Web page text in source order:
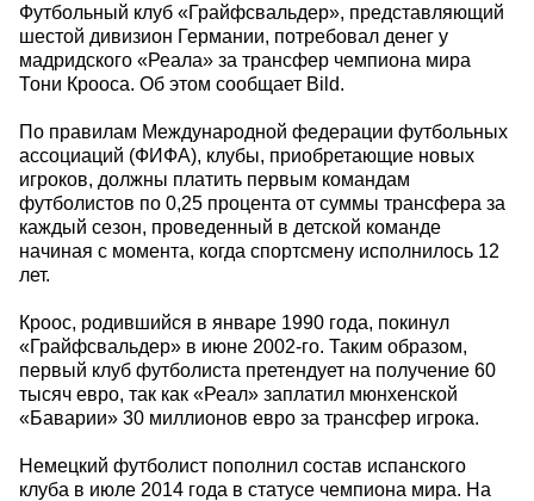
Футбольный клуб «Грайфсвальдер», представляющий
шестой дивизион Германии, потребовал денег у
мадридского «Реала» за трансфер чемпиона мира
Тони Крооса. Об этом сообщает Bild.
По правилам Международной федерации футбольных
ассоциаций (ФИФА), клубы, приобретающие новых
игроков, должны платить первым командам
футболистов по 0,25 процента от суммы трансфера за
каждый сезон, проведенный в детской команде
начиная с момента, когда спортсмену исполнилось 12
лет.
Кроос, родившийся в январе 1990 года, покинул
«Грайфсвальдер» в июне 2002-го. Таким образом,
первый клуб футболиста претендует на получение 60
тысяч евро, так как «Реал» заплатил мюнхенской
«Баварии» 30 миллионов евро за трансфер игрока.
Немецкий футболист пополнил состав испанского
клуба в июле 2014 года в статусе чемпиона мира. На